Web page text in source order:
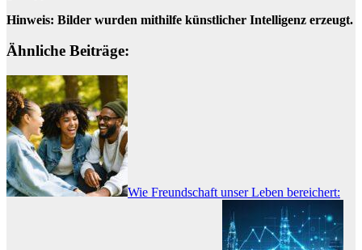
Hinweis: Bilder wurden mithilfe künstlicher Intelligenz erzeugt.
Ähnliche Beiträge:
Wie Freundschaft unser Leben bereichert: